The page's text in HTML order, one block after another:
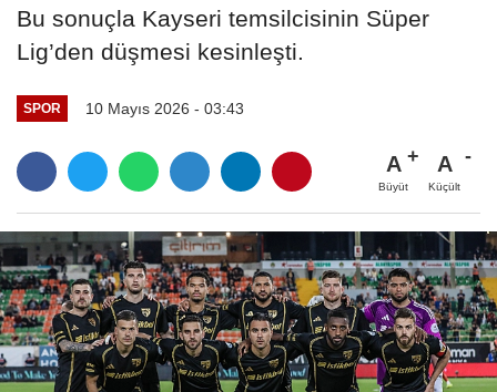
Bu sonuçla Kayseri temsilcisinin Süper
Lig’den düşmesi kesinleşti.
SPOR 10 Mayıs 2026 - 03:43
A
Büyüt
A
Küçült